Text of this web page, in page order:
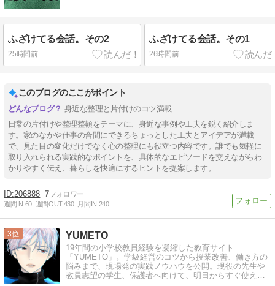
ふざけてる会話。その2
25時間前
ふざけてる会話。その1
26時間前
このブログのここがポイント
身近な整理と片付けのコツ満載
日常の片付けや整理整頓をテーマに、身近な事例や工夫を鋭く紹介しま
す。家のなかや仕事の合間にできるちょっとした工夫とアイデアが満載
で、見た目の変化だけでなく心の整理にも役立つ内容です。誰でも気軽に
取り入れられる実践的なポイントを、具体的なエピソードを交えながらわ
かりやすく伝え、暮らしを快適にするヒントを提案します。
206888 7
週間IN:60 週間OUT:430 月間IN:240
3 YUMETO
19年間の小学校教員経験を凝縮した教育サイト
「YUMETO」。学級経営のコツから授業改善、働き方の
悩みまで、現場発の実践ノウハウを公開。現役の先生や
教員志望の学生、保護者へ向けて、明日からすぐ使える